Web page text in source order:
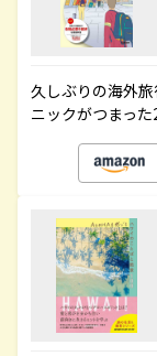
久しぶりの海外
ニックがつまっ